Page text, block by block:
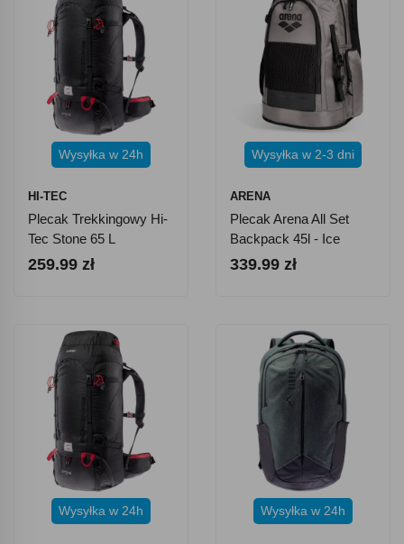
Wysyłka w 24h
HI-TEC
Plecak Trekkingowy Hi-
Tec Stone 65 L
259.99 zł
Wysyłka w 2-3 dni
ARENA
Plecak Arena All Set
Backpack 45l - Ice
339.99 zł
Wysyłka w 24h Wysyłka w 24h